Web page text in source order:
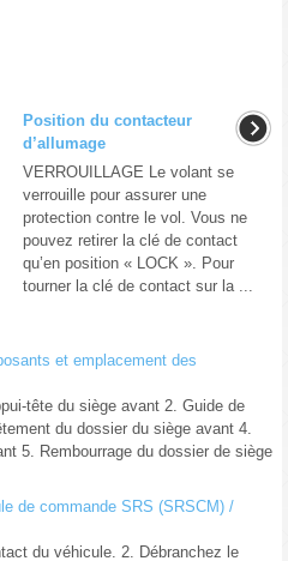
Position du contacteur
d’allumage
VERROUILLAGE Le volant se
verrouille pour assurer une
protection contre le vol. Vous ne
pouvez retirer la clé de contact
qu’en position « LOCK ». Pour
tourner la clé de contact sur la ...
et emplacement des
tête du siège avant 2. Guide de
du dossier du siège avant 4.
5. Rembourrage du dossier de siège
de commande SRS (SRSCM) /
du véhicule. 2. Débranchez le